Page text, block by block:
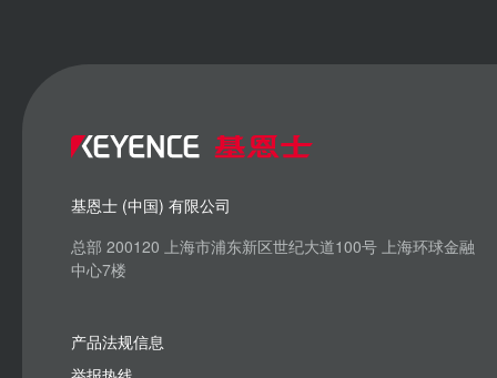
基恩士 (中国) 有限公司
总部 200120 上海市浦东新区世纪大道100号 上海环球金融
中心7楼
产品法规信息